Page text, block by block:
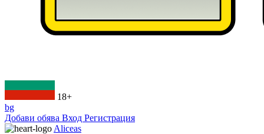
18+
bg
Добави обява Вход Регистрация
Aliceas